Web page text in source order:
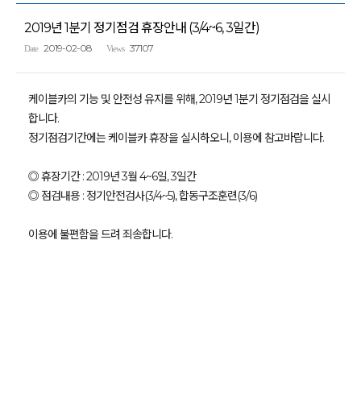
2019년 1분기 정기점검 휴장안내 (3/4~6, 3일간)
Date 2019-02-08 Views 37107
케이블카의 기능 및 안전성 유지를 위해, 2019년 1분기 정기점검을 실시
합니다.
정기점검기간에는 케이블카 휴장을 실시하오니, 이용에 참고바랍니다.
◎ 휴장기간 : 2019년 3월 4~6일, 3일간
◎ 점검내용 : 정기안전검사(3/4~5), 합동구조훈련(3/6)
이용에 불편함을 드려 죄송합니다.